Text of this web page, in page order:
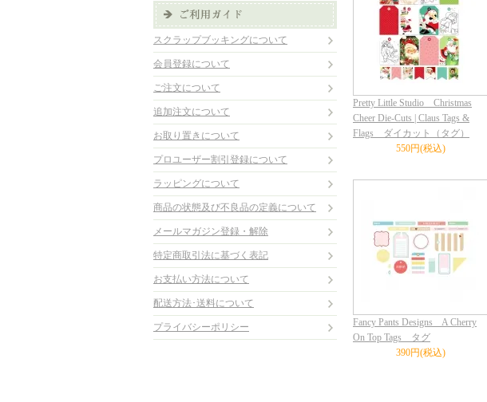
スクラップブッキングについて
会員登録について
ご注文について
追加注文について
お取り置きについて
プロユーザー割引登録について
ラッピングについて
商品の状態及び不良品の定義について
メールマガジン登録・解除
特定商取引法に基づく表記
お支払い方法について
配送方法･送料について
プライバシーポリシー
Pretty Little Studio Christmas
Cheer Die-Cuts | Claus Tags &
Flags ダイカット（タグ）
550円(税込)
Fancy Pants Designs A Cherry
On Top Tags タグ
390円(税込)